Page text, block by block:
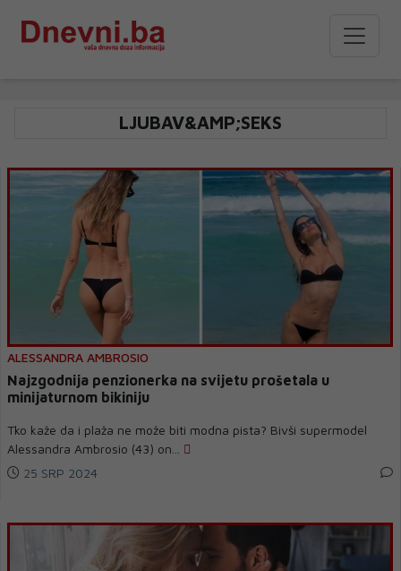
LJUBAV&AMP;SEKS
ALESSANDRA AMBROSIO
Najzgodnija penzionerka na svijetu prošetala u
minijaturnom bikiniju
Tko kaže da i plaža ne može biti modna pista? Bivši supermodel
Alessandra Ambrosio (43) on...
25 SRP 2024